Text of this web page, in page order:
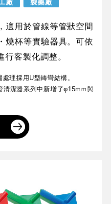
廠 製藥廠
適用於管線等管狀空間
燒杯等實驗器具。可依
客製化調整。
理採用U型轉彎結構。
潔器系列中新增了φ15mm與